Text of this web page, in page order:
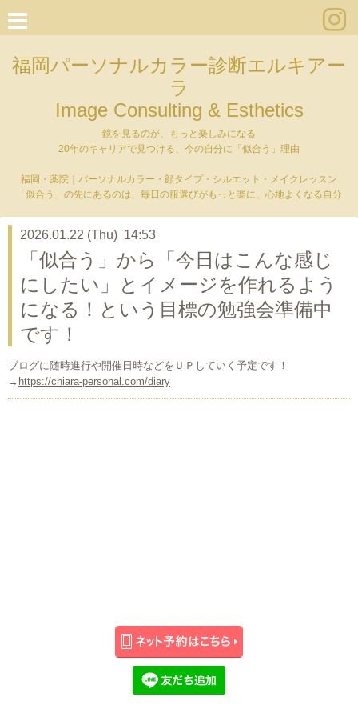
福岡パーソナルカラー診断エルキアー
ラ
Image Consulting & Esthetics
鏡を見るのが、もっと楽しみになる
20年のキャリアで見つける、今の自分に「似合う」理由
福岡・薬院｜パーソナルカラー・顔タイプ・シルエット・メイクレッスン
「似合う」の先にあるのは、毎日の服選びがもっと楽に、心地よくなる自分
2026.01.22 (Thu) 14:53
「似合う」から「今日はこんな感じ
にしたい」とイメージを作れるよう
になる！という目標の勉強会準備中
です！
ブログに随時進行や開催日時などをＵＰしていく予定です！
→ https://chiara-personal.com/diary